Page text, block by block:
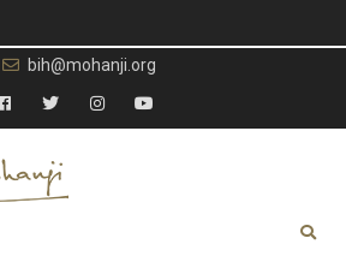
bih@mohanji.org
Facebook
TwitterInstagramYouTube